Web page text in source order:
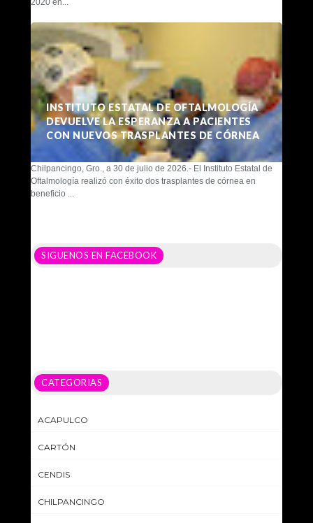
INSTITUTO ESTATAL DE OFTALMOLOGÍA
DEVUELVE LA ESPERANZA A PACIENTES
CON NUEVOS TRASPLANTES DE CÓRNEA
Chilpancingo, Gro., a 30 de julio de 2026.- El Instituto Estatal de
Oftalmología realizó con éxito dos trasplantes de córnea en
beneficio ...
SIGUENOS EN FACEBOOK
CATEGORIAS
ACAPULCO
CARTÓN
CENDIS
CHILPANCINGO